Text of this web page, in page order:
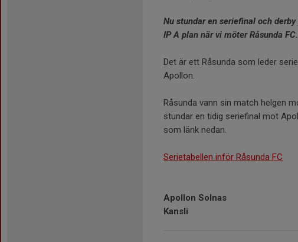
Nu stundar en seriefinal och
IP A plan när vi möter Råsunda FC.
Det är ett Råsunda som leder
Apollon.
Råsunda vann sin match helgen
stundar en tidig seriefinal mot
som länk nedan.
Serietabellen inför Råsunda FC
Apollon Solnas
Kansli